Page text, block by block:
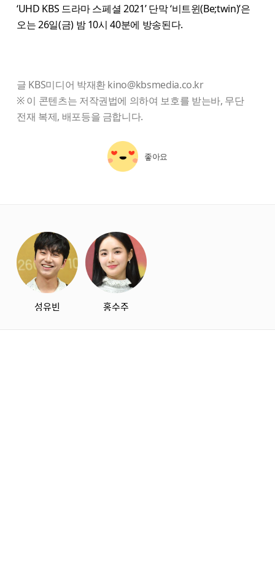
‘UHD KBS 드라마 스페셜 2021’ 단막 ‘비트윈(Be;twin)’은
오는 26일(금) 밤 10시 40분에 방송된다.
글 KBS미디어 박재환 kino@kbsmedia.co.kr
※ 이 콘텐츠는 저작권법에 의하여 보호를 받는바, 무단
전재 복제, 배포등을 금합니다.
좋아요
성유빈 홍수주